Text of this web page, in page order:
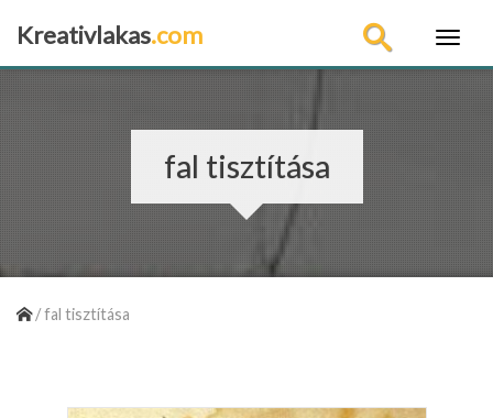
Kreativlakas.com
fal tisztítása
/fal tisztítása